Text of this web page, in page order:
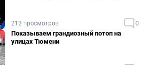
212 просмотров 0
Показываем грандиозный потоп на
улицах Тюмени